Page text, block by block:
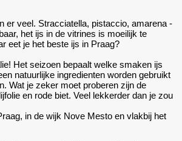
er veel. Stracciatella, pistaccio, amarena -
het ijs in de vitrines is moeilijk te
eet je het beste ijs in Praag?
Het seizoen bepaalt welke smaken ijs
natuurlijke ingredienten worden gebruikt
Wat je zeker moet proberen zijn de
en rode biet. Veel lekkerder dan je zou
in de wijk Nove Mesto en vlakbij het